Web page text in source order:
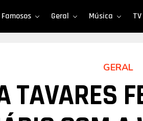
Famosos Geral Música
GERAL
TAVARES